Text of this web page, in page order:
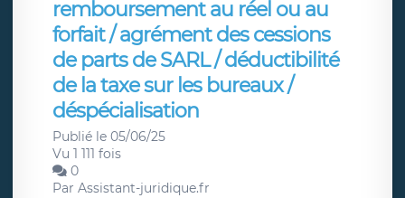
remboursement au réel ou au
forfait / agrément des cessions
de parts de SARL / déductibilité
de la taxe sur les bureaux /
déspécialisation
Publié le 05/06/25
Vu 1 111 fois
0
Par Assistant-juridique.fr